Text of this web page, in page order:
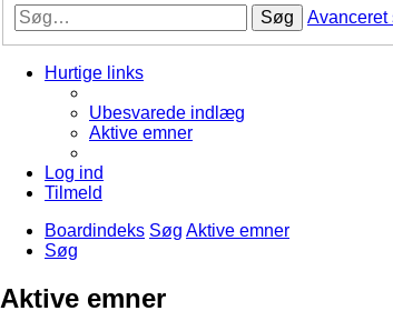
Søg Avanceret
Hurtige links
Ubesvarede indlæg
Aktive emner
Log ind
Tilmeld
Boardindeks Søg Aktive emner
Søg
Aktive emner